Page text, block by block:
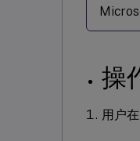
操
用户